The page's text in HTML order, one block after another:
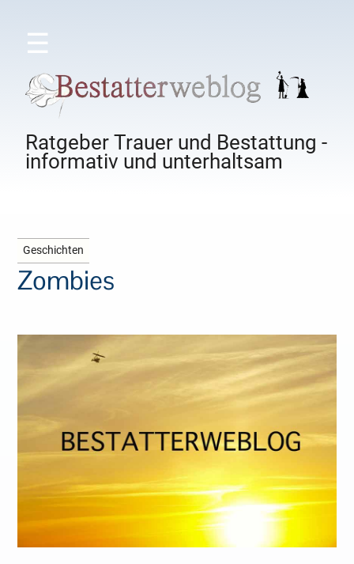
☰
Ratgeber Trauer und Bestattung -
informativ und unterhaltsam
Geschichten
Zombies